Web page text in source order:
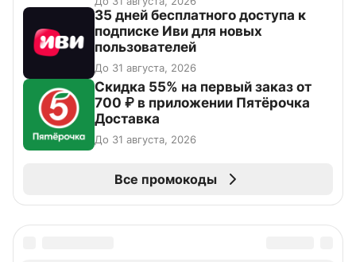
35 дней бесплатного доступа к
подписке Иви для новых
пользователей
До 31 августа, 2026
Скидка 55% на первый заказ от
700 ₽ в приложении Пятёрочка
Доставка
До 31 августа, 2026
Все промокоды